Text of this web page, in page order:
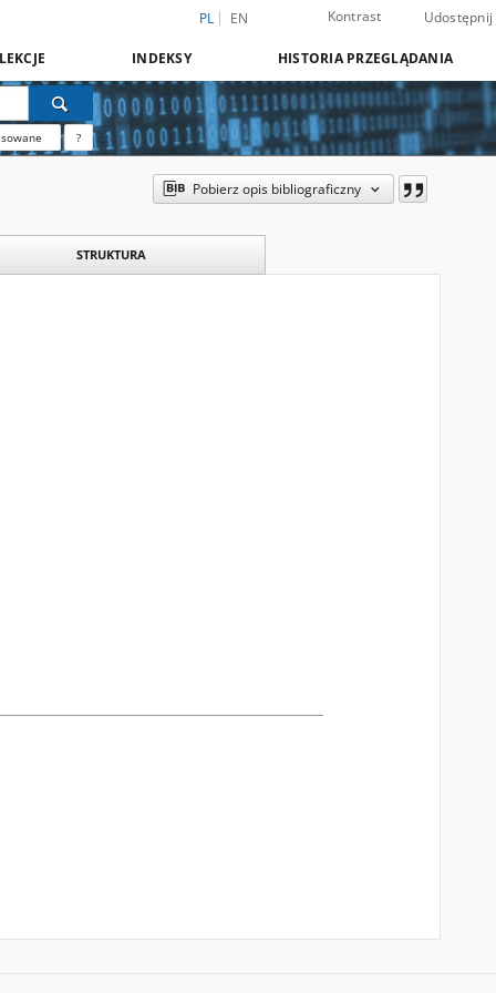
PL EN Kontrast Udostępnij
INDEKSY HISTORIA PRZEGLĄDANIA
?
Pobierz opis bibliograficzny
STRUKTURA